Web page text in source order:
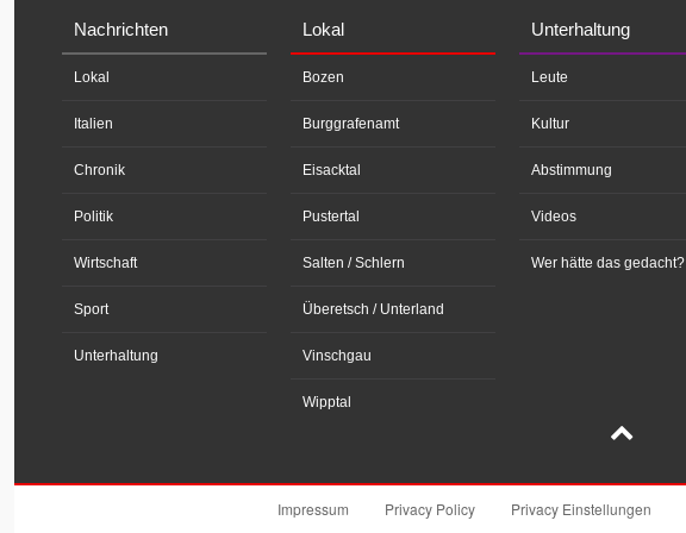
Nachrichten
Lokal
Italien
Chronik
Politik
Wirtschaft
Sport
Unterhaltung
Lokal
Bozen
Burggrafenamt
Eisacktal
Pustertal
Salten / Schlern
Überetsch / Unterland
Vinschgau
Wipptal
Unterhaltung
Leute
Kultur
Abstimmung
Videos
Wer hätte das gedacht?
Impressum Privacy Policy Privacy Einstellungen